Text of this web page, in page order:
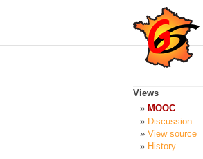
Views
MOOC
Discussion
View source
History